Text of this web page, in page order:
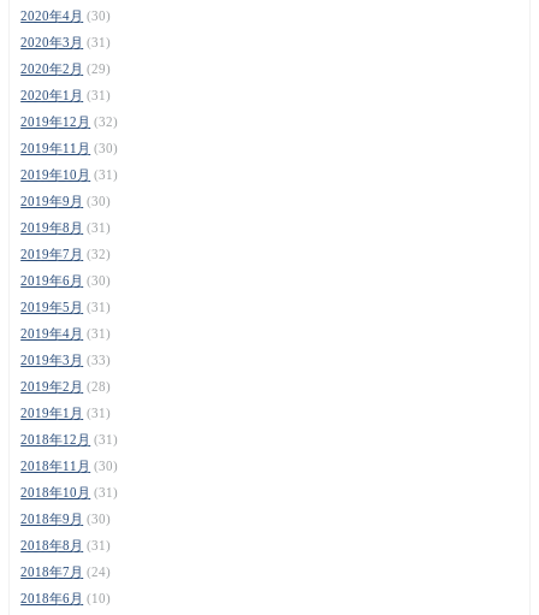
2020年4月 (30)
2020年3月 (31)
2020年2月 (29)
2020年1月 (31)
2019年12月 (32)
2019年11月 (30)
2019年10月 (31)
2019年9月 (30)
2019年8月 (31)
2019年7月 (32)
2019年6月 (30)
2019年5月 (31)
2019年4月 (31)
2019年3月 (33)
2019年2月 (28)
2019年1月 (31)
2018年12月 (31)
2018年11月 (30)
2018年10月 (31)
2018年9月 (30)
2018年8月 (31)
2018年7月 (24)
2018年6月 (10)